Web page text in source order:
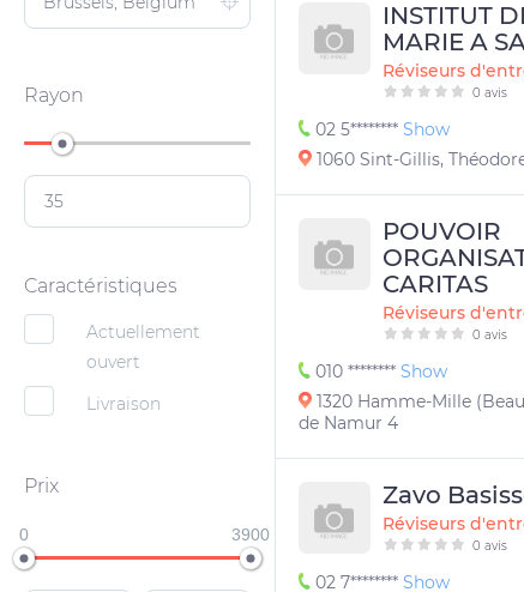
Rayon
Caractéristiques
Actuellement
ouvert
Livraison
Prix
0 3900
INSTITUT
MARIE A
Réviseurs
0 avis
02 5******** Show
1060 Sint-Gillis,
POUVOIR
CARITAS
Réviseurs
0 avis
010 ******** Show
1320 Hamme-Mille
de Namur 4
Zavo
Réviseurs
0 avis
02 7******** Show